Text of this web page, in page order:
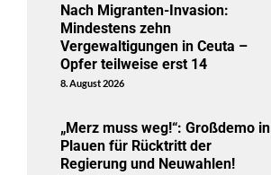
Nach Migranten-Invasion:
Mindestens zehn
Vergewaltigungen in Ceuta –
Opfer teilweise erst 14
8. August 2026
„Merz muss weg!“: Großdemo in
Plauen für Rücktritt der
Regierung und Neuwahlen!